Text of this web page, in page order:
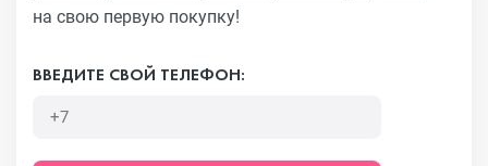
на свою первую покупку!
ВВЕДИТЕ СВОЙ ТЕЛЕФОН: